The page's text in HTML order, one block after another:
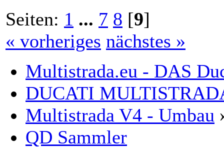
Seiten: 1 ... 7 8 [9]
« vorheriges nächstes »
Multistrada.eu - DAS
DUCATI
Multistrada V4 - Umbau
QD Sammler